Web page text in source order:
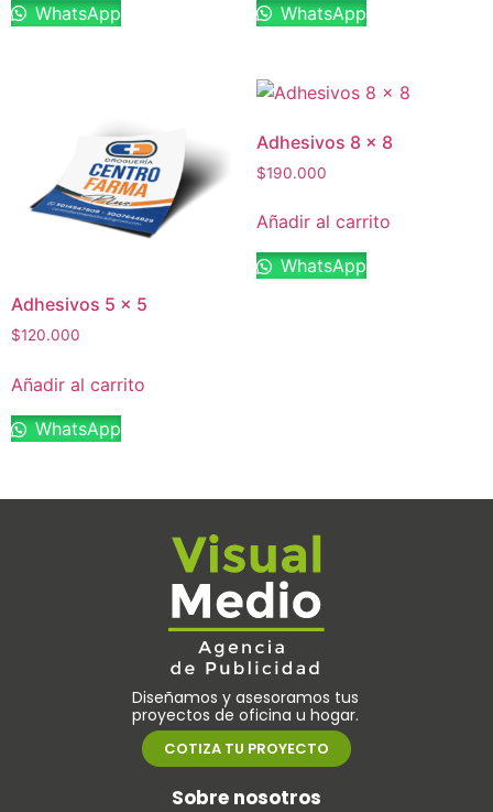
WhatsApp
WhatsApp
Adhesivos 5 x 5
$120.000
Añadir al carrito
WhatsApp
Adhesivos 8 x 8
$190.000
Añadir al carrito
WhatsApp
Diseñamos y asesoramos tus
proyectos de oficina u hogar.
COTIZA TU PROYECTO
Sobre nosotros